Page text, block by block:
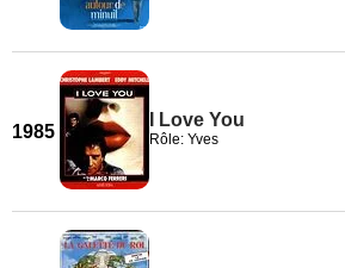
1985
I Love You
Rôle: Yves